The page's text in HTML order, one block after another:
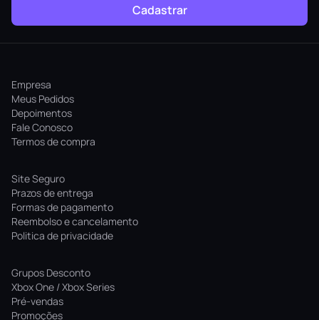
Cadastrar
Empresa
Meus Pedidos
Depoimentos
Fale Conosco
Termos de compra
Site Seguro
Prazos de entrega
Formas de pagamento
Reembolso e cancelamento
Politica de privacidade
Grupos Desconto
Xbox One / Xbox Series
Pré-vendas
Promoções